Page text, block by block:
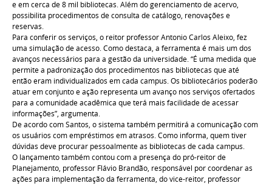
e em cerca de 8 mil bibliotecas. Além do gerenciamento de acervo,
possibilita procedimentos de consulta de catálogo, renovações e
reservas.
Para conferir os serviços, o reitor professor Antonio Carlos Aleixo, fez
uma simulação de acesso. Como destaca, a ferramenta é mais um dos
avanços necessários para a gestão da universidade. “É uma medida que
permite a padronização dos procedimentos nas bibliotecas que até
então eram individualizados em cada campus. Os bibliotecários poderão
atuar em conjunto e ação representa um avanço nos serviços ofertados
para a comunidade acadêmica que terá mais facilidade de acessar
informações”, argumenta.
De acordo com Santos, o sistema também permitirá a comunicação com
os usuários com empréstimos em atrasos. Como informa, quem tiver
dúvidas deve procurar pessoalmente as bibliotecas de cada campus.
O lançamento também contou com a presença do pró-reitor de
Planejamento, professor Flávio Brandão, responsável por coordenar as
ações para implementação da ferramenta, do vice-reitor, professor